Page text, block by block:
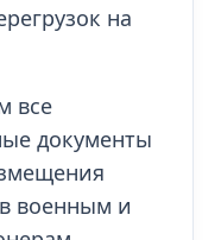
на
все
документы
военным и